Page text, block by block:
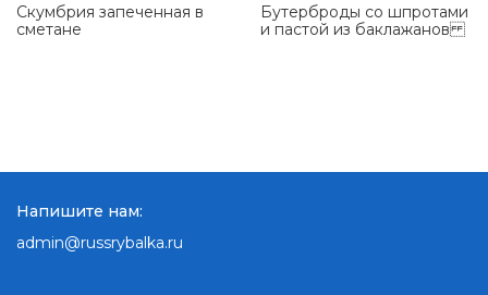
Скумбрия запеченная в
сметане
Бутерброды со шпротами
и пастой из баклажанов
Напишите нам:
admin@russrybalka.ru